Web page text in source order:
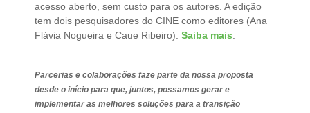
acesso aberto, sem custo para os autores. A edição
tem dois pesquisadores do CINE como editores (Ana
Flávia Nogueira e Caue Ribeiro). Saiba mais
Parcerias e colaborações faze parte da nossa proposta
desde o início para que, juntos, possamos gerar e
implementar as melhores soluções para a transição